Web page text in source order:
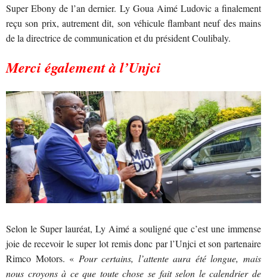
Super Ebony de l’an dernier. Ly Goua Aimé Ludovic a finalement
reçu son prix, autrement dit, son véhicule flambant neuf des mains
de la directrice de communication et du président Coulibaly.
Merci également à l’Unjci
Selon le Super lauréat, Ly Aimé a souligné que c’est une immense
joie de recevoir le super lot remis donc par l’Unjci et son partenaire
Rimco Motors. « Pour certains, l’attente aura été longue, mais
nous croyons à ce que toute chose se fait selon le calendrier de